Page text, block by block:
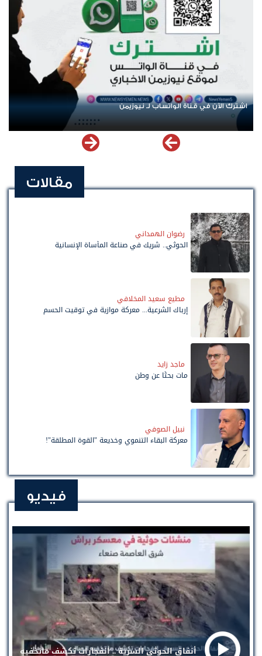
اشترك الآن في قناة الواتساب لـ نيوزيمن
مقالات
رضوان الهمداني
الحوثي.. شريك في صناعة المأساة الإنسانية
مطيع سعيد المخلافي
إرباك الشرعية... معركة موازية في توقيت الحسم
ماجد زايد
مات بحثًا عن وطن
نبيل الصوفي
معركة البقاء التنموي وخديعة "القوة المطلقة"!
فيديو
أنفاق الحوثي السرية .. انفجارات تكشف ماتخفيه